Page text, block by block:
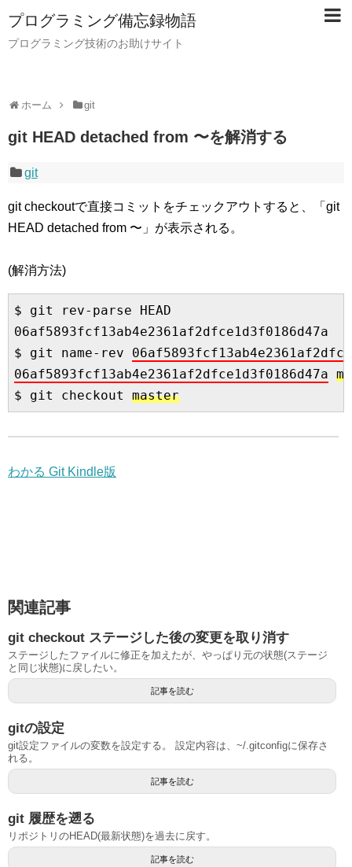
プログラミング備忘録物語
プログラミング技術のお助けサイト
ホーム git
git HEAD detached from 〜を解消する
git
git checkoutで直接コミットをチェックアウトすると、「git
HEAD detached from 〜」が表示される。
(解消方法)
$ git rev-parse HEAD
06af5893fcf13ab4e2361af2dfce1d3f0186d47a
$ git name-rev
06af5893fcf13ab4e2361af2dfce1d3f0186d47a
$ git checkout master
わかる Git Kindle版
関連記事
git checkout ステージした後の変更を取り消す
ステージしたファイルに修正を加えたが、やっぱり元の状態(ステージ
と同じ状態)に戻したい。
記事を読む
gitの設定
git設定ファイルの変数を設定する。 設定内容は、~/.gitconfigに保存さ
れる。
記事を読む
git 履歴を遡る
リポジトリのHEAD(最新状態)を過去に戻す。
記事を読む